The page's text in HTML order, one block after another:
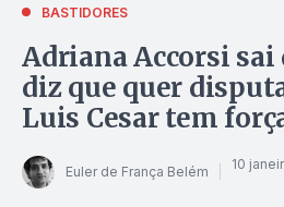
BASTIDORES
Adriana Accorsi sai
diz que quer
Luis Cesar tem
Euler de França Belém 10